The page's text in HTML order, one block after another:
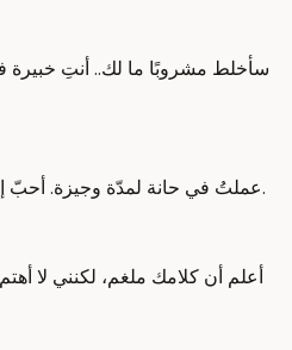
سأخلط مشروبًا ما لك.. أنتِ خبيرة
عملتُ في حانة لمدّة وجيزة. أحبّ إعداد المشروبات. هذا ما يليق بكِ.
أعلم أن كلامك ملغم، لكنني لا